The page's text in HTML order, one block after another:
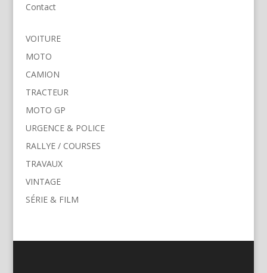
Contact
VOITURE
MOTO
CAMION
TRACTEUR
MOTO GP
URGENCE & POLICE
RALLYE / COURSES
TRAVAUX
VINTAGE
SÉRIE & FILM